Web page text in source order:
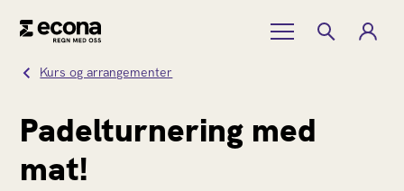
Kurs og arrangementer
Padelturnering med
mat!